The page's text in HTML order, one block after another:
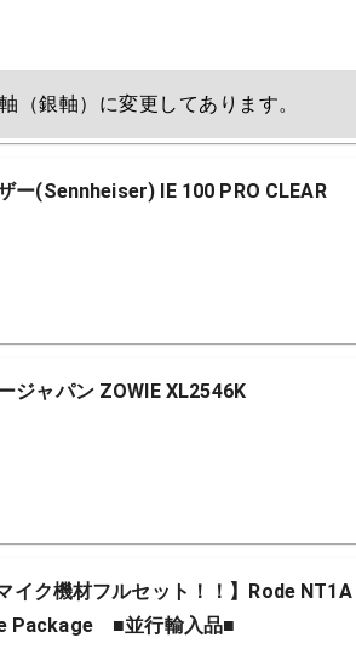
（銀軸）に変更してあります。
ー(Sennheiser) IE 100 PRO CLEAR
ジャパン ZOWIE XL2546K
イク機材フルセット！！】Rode
Package ■並行輸入品■